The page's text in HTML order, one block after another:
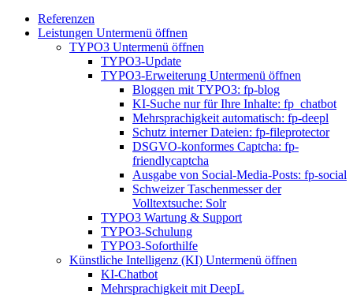
Referenzen
Leistungen Untermenü öffnen
TYPO3 Untermenü öffnen
TYPO3-Update
TYPO3-Erweiterung Untermenü öffnen
Bloggen mit TYPO3: fp-blog
KI-Suche nur für Ihre Inhalte: fp_chatbot
Mehrsprachigkeit automatisch: fp-deepl
Schutz interner Dateien: fp-fileprotector
DSGVO-konformes Captcha: fp-
friendlycaptcha
Ausgabe von Social-Media-Posts: fp-social
Schweizer Taschenmesser der
Volltextsuche: Solr
TYPO3 Wartung & Support
TYPO3-Schulung
TYPO3-Soforthilfe
Künstliche Intelligenz (KI) Untermenü öffnen
KI-Chatbot
Mehrsprachigkeit mit DeepL